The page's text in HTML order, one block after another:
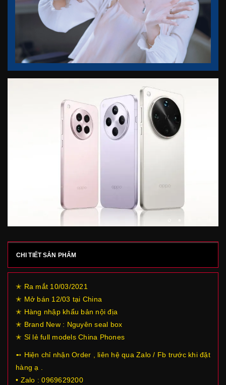
CHI TIẾT SẢN PHẨM
✭ Ra mắt 10/03/2021
✭ Mở bán 12/03 tại China
✭ Hàng nhập khẩu bản nội địa
✭ Brand New : Nguyên seal box
✭ Sỉ lẻ full models China Phones
➻ Hiện chỉ nhận Order , liên hệ qua Zalo / Fb trước khi đặt
hàng ạ .
• Zalo : 0969629200